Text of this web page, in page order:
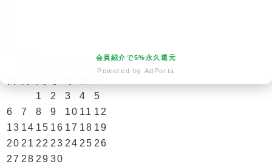
1
2 3 4
5
6
7 8 9 10 11 12
13 14 15 16 17 18 19
20 21 22 23 24 25 26
27 28 29 30
会員紹介で5%永久還元
Powered by AdPorta